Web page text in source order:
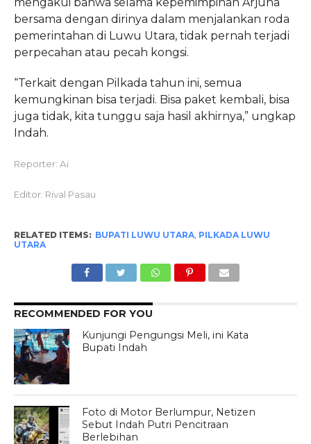
bersama dengan dirinya dalam menjalankan roda
pemerintahan di Luwu Utara, tidak pernah terjadi
perpecahan atau pecah kongsi.
“Terkait dengan Pilkada tahun ini, semua
kemungkinan bisa terjadi. Bisa paket kembali, bisa
juga tidak, kita tunggu saja hasil akhirnya,” ungkap
Indah.
Reporter: Ai
Editor: Rival Pasau
RELATED ITEMS: BUPATI LUWU UTARA, PILKADA LUWU
UTARA
RECOMMENDED FOR YOU
Kunjungi Pengungsi Meli, ini Kata
Bupati Indah
Foto di Motor Berlumpur, Netizen
Sebut Indah Putri Pencitraan
Berlebihan